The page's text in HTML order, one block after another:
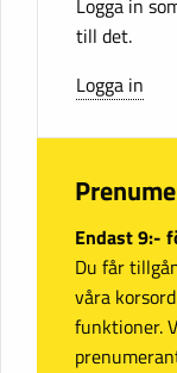
Logga in
till det.
Logga in
Endast 9:-
Du får
våra
funktioner.